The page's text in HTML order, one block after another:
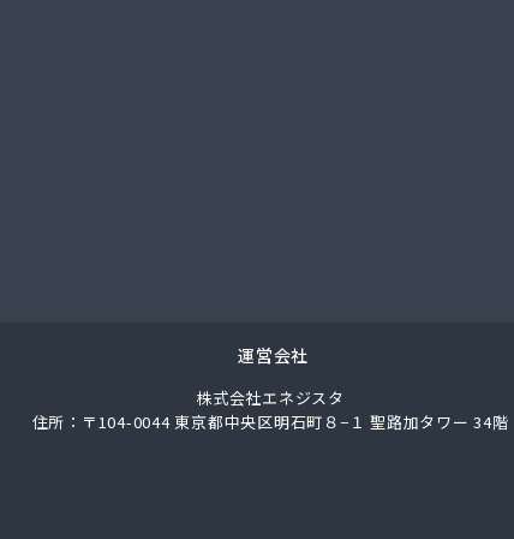
ネクスホームライフ中部株式会社 名古屋支店
運営会社
株式会社エネジスタ
住所：〒104-0044 東京都中央区明石町８−１ 聖路加タワー 34階